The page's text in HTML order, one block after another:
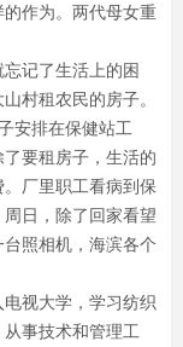
作为。两代母女重
记了生活上的困
村租农民的房子。
安排在保健站工
要租房子，生活的
厂里职工看病到保
日，除了回家看望
照相机，海滨各个
视大学，学习纺织
事技术和管理工